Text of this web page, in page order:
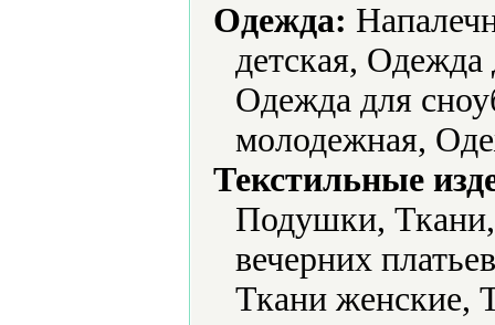
Одежда:
детская,
Одежда для
молодежная,
Текстильные
Подушки,
вечерних
Ткани женские,